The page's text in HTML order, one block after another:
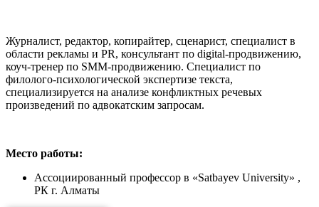
Журналист, редактор, копирайтер, сценарист, специалист в
области рекламы и PR, консультант по digital-продвижению,
коуч-тренер по SMM-продвижению. Специалист по
филолого-психологической экспертизе текста,
специализируется на анализе конфликтных речевых
произведений по адвокатским запросам.
Место работы:
Ассоциированный профессор в «Satbayev University» ,
РК г. Алматы